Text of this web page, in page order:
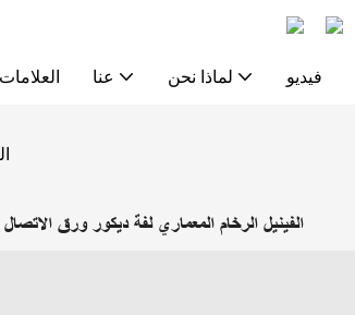
عنا لماذا نحن فيديو
الفينيل الرخام المعماري لفة ديكور ورق الاتصال